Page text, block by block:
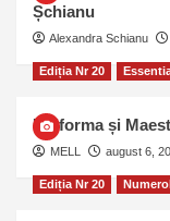
Șchianu
Alexandra Schianu
Ediția Nr 20
Uniforma și
MELL august 6,
Ediția Nr 20